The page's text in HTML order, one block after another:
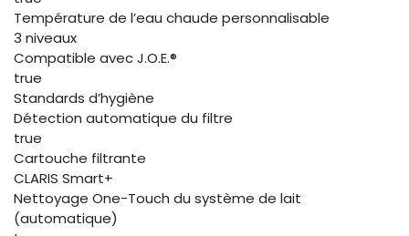
Température de l’eau chaude personnalisable
3 niveaux
Compatible avec J.O.E.®
true
Standards d’hygiène
Détection automatique du filtre
true
Cartouche filtrante
CLARIS Smart+
Nettoyage One-Touch du système de lait
(automatique)